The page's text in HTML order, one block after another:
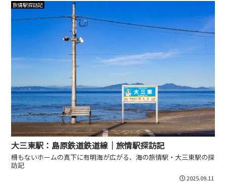
旅情駅探訪記
大三東駅：島原鉄道鉄道線｜旅情駅探訪記
柵もないホームの真下に有明海が広がる、海の旅情駅・大三東駅の探
訪記
2025.09.11